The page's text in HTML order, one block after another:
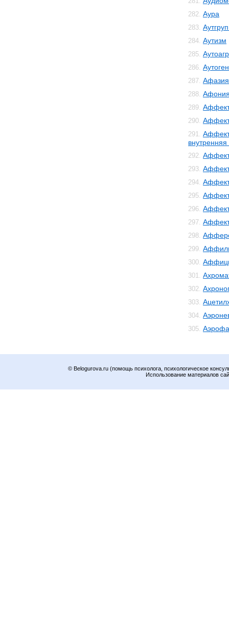
282. Аура
283.
284. Аутизм
285.
286.
287. Афазия
288.
289. Аффект
290.
291.
292.
293.
294.
295.
296.
297.
298.
299.
300.
301.
302.
303.
304.
305.
© Belogurova.ru (помощь психолога, психологическое
Использование материалов